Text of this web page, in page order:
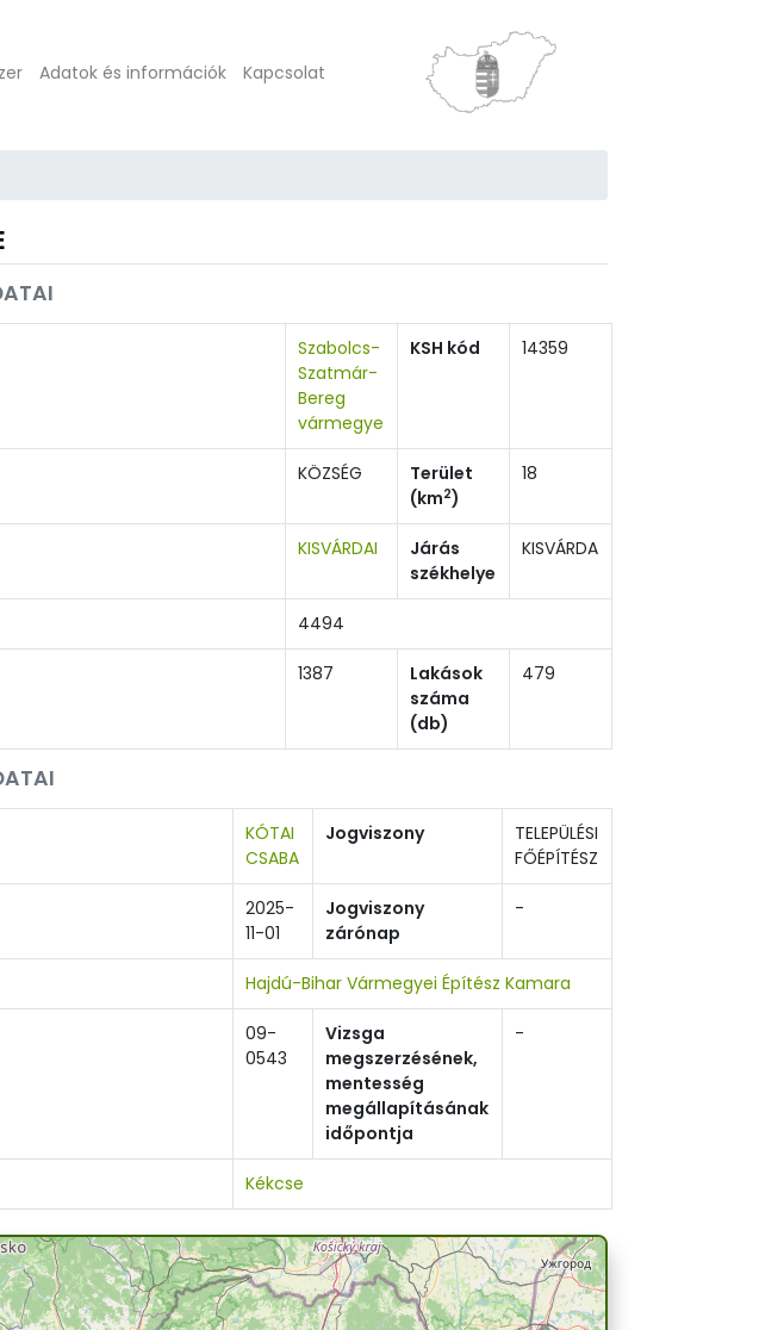
Adatok és információk Kapcsolat
Szabolcs-
Szatmár-
Bereg
vármegye
KSH kód 14359
KÖZSÉG
Terület
(km2)
18
KISVÁRDAI
Járás
székhelye
KISVÁRDA
4494
1387
Lakások
száma
(db)
479
KÓTAI
CSABA
Jogviszony
TELEPÜLÉSI
FŐÉPÍTÉSZ
2025-
11-01
Jogviszony
zárónap
-
Hajdú-Bihar Vármegyei Építész Kamara
09-
0543
Vizsga
megszerzésének,
mentesség
megállapításának
időpontja
-
Kékcse